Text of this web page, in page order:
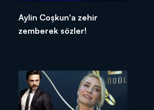
Aylin Coşkun'a zehir
zemberek sözler!